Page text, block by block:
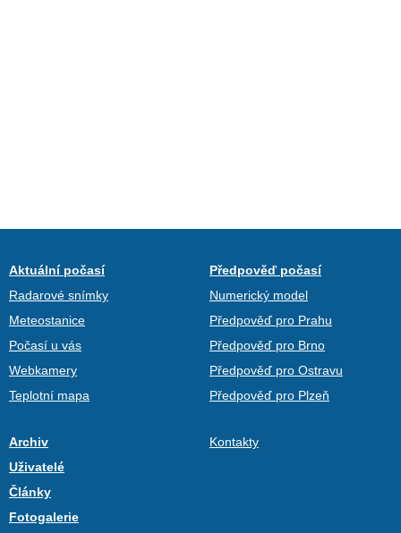
Aktuální počasí
Radarové snímky
Meteostanice
Počasí u vás
Webkamery
Teplotní mapa
Předpověď počasí
Numerický model
Předpověď pro Prahu
Předpověď pro Brno
Předpověď pro Ostravu
Předpověď pro Plzeň
Archiv
Uživatelé
Články
Fotogalerie
Kontakty